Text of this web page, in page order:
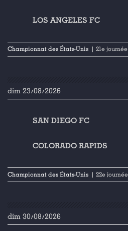
LOS ANGELES FC
Championnat des États-Unis | 21e journée
dim 23/08/2026
SAN DIEGO FC
COLORADO RAPIDS
Championnat des États-Unis | 22e journée
dim 30/08/2026